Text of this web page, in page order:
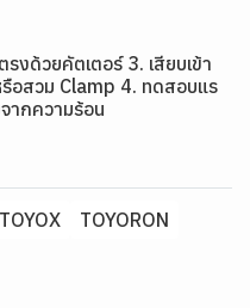
งด้วยคัตเตอร์ 3. เสียบเข้า
อสวม Clamp 4. ทดสอบแร
ากความร้อน
TOYOX
TOYORON